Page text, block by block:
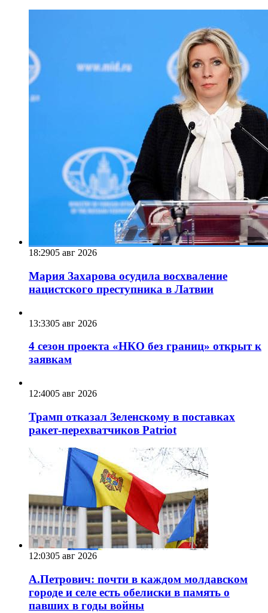
18:2905 авг 2026
Мария Захарова осудила восхваление
нацистского преступника в Латвии
13:3305 авг 2026
4 сезон проекта «НКО без границ» открыт к
заявкам
12:4005 авг 2026
Трамп отказал Зеленскому в поставках
ракет-перехватчиков Patriot
12:0305 авг 2026
А.Петрович: почти в каждом молдавском
городе и селе есть обелиски в память о
павших в годы войны